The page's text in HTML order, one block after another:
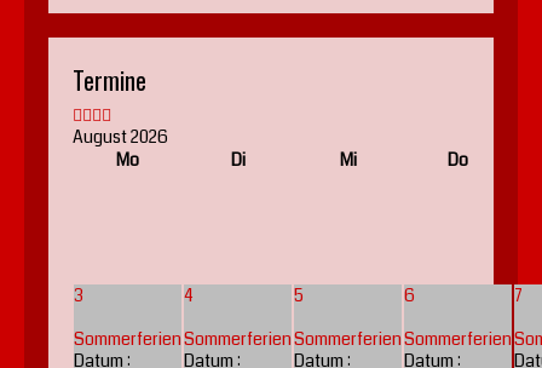
Termine
August 2026
Mo
Di Mi Do
3
Sommerferien
Datum :
4
Sommerferien
Datum :
5
Sommerferien
Datum :
6
Sommerferien
Datum :
7